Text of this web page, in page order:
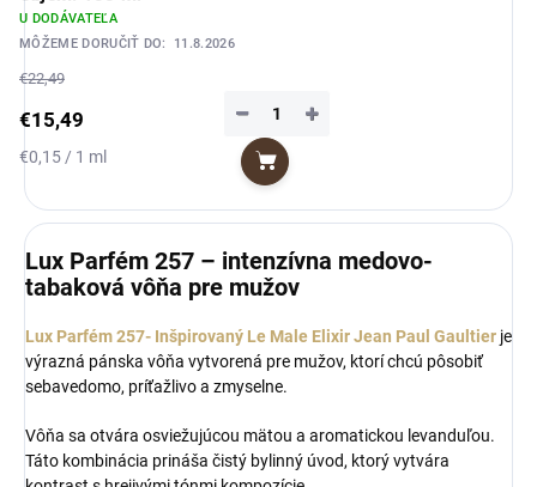
U DODÁVATEĽA
MÔŽEME DORUČIŤ DO:
11.8.2026
€22,49
€15,49
Jednotková
€0,15 / 1 ml
+
−
Do košíka
Lux Parfém 257 – intenzívna medovo-
tabaková vôňa pre mužov
Lux Parfém 257- Inšpirovaný Le Male Elixir Jean Paul Gaultier je
výrazná pánska vôňa vytvorená pre mužov, ktorí chcú pôsobiť
sebavedomo, príťažlivo a zmyselne.
Vôňa sa otvára osviežujúcou mätou a aromatickou levanduľou.
Táto kombinácia prináša čistý bylinný úvod, ktorý vytvára